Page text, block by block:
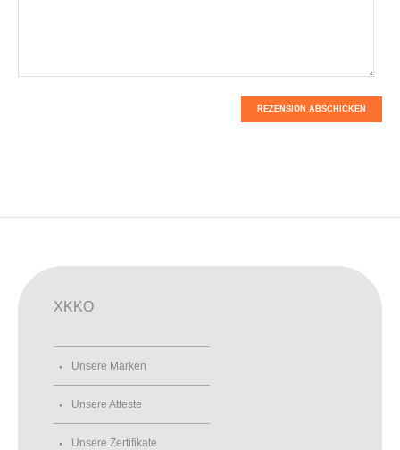
REZENSION ABSCHICKEN
XKKO
Unsere Marken
Unsere Atteste
Unsere Zertifikate